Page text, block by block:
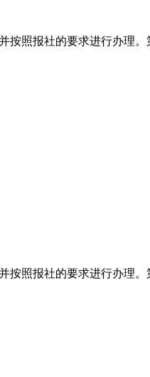
照报社的要求进行办理
照报社的要求进行办理